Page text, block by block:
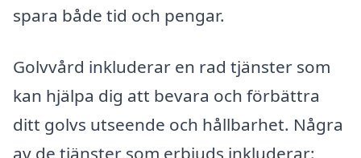
spara både tid och pengar.
Golvvård inkluderar en rad tjänster som
kan hjälpa dig att bevara och förbättra
ditt golvs utseende och hållbarhet. Några
av de tjänster som erbjuds inkluderar: